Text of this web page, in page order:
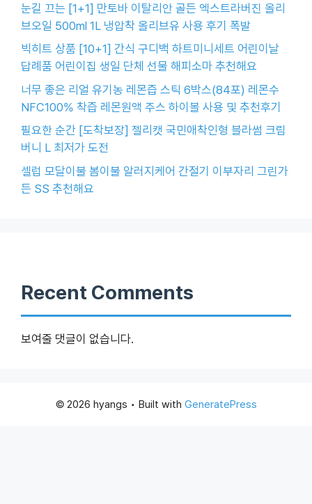
눈길 끄는 [1+1] 만토바 이탈리안 골든 엑스트라버진 올리
브오일 500ml 1L 냉압착 올리브유 사용 후기 폭발
빅히트 상품 [10+1] 간식 구디백 하트미니세트 어린이날
답례품 어린이집 생일 단체 선물 해피소마 추천해요
너무 좋은 리얼 유기농 레몬즙 스틱 6박스(84포) 레몬수
NFC100% 착즙 레몬원액 주스 하이볼 사용 및 추천후기
필요한 순간 [도착보장] 젤리캣 국민애착인형 블라썸 크림
버니 L 최저가 도전
셀럽 모달이불 봄이불 알러지케어 간절기 이부자리 그린가
든 SS 추천해요
Recent Comments
보여줄 댓글이 없습니다.
© 2026 hyangs • Built with GeneratePress